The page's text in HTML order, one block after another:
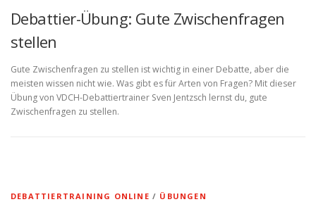
Debattier-Übung: Gute Zwischenfragen
stellen
Gute Zwischenfragen zu stellen ist wichtig in einer Debatte, aber die
meisten wissen nicht wie. Was gibt es für Arten von Fragen? Mit dieser
Übung von VDCH-Debattiertrainer Sven Jentzsch lernst du, gute
Zwischenfragen zu stellen.
DEBATTIERTRAINING ONLINE / ÜBUNGEN